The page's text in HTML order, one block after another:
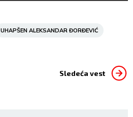
UHAPŠEN ALEKSANDAR ĐORĐEVIĆ
Sledeća vest